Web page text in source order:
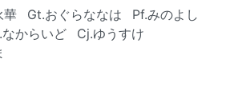
華 Gt.おぐらななは
Pf.みのよし
なからいど
Cj.ゆうすけ